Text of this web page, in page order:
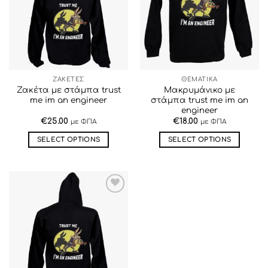
ΕΠΙΘΥΜΙΏΝ
ΖΑΚΕΤΕΣ
Ζακέτα με στάμπα trust
me im an engineer
€25.00 με ΦΠΑ
SELECT OPTIONS
προϊόν
έχει
πολλαπλές
παραλλαγές.
Οι
επιλογές
μπορούν
ΕΠΙΘΥΜΙΏΝ
ΘΕΜΑΤΙΚΑ
Μακρυμάνικο με
στάμπα trust me im an
engineer
€18.00 με ΦΠΑ
SELECT OPTIONS
ΠΡΟΣΘΉΚΗ
ΣΤΗΝ ΛΊΣΤΑ
ΕΠΙΘΥΜΙΏΝ